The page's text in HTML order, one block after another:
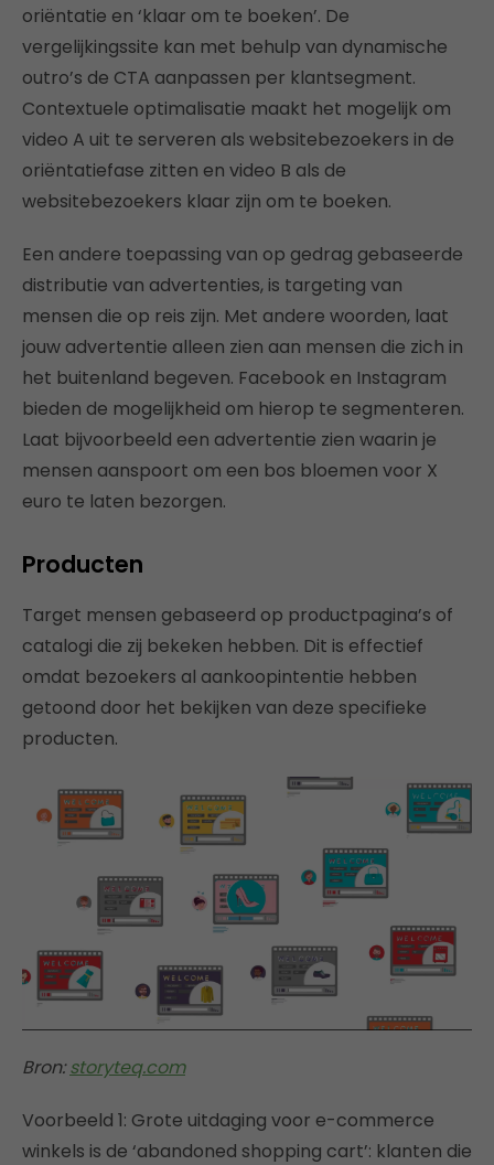
oriëntatie en ‘klaar om te boeken’. De
vergelijkingssite kan met behulp van dynamische
outro’s de CTA aanpassen per klantsegment.
Contextuele optimalisatie maakt het mogelijk om
video A uit te serveren als websitebezoekers in de
oriëntatiefase zitten en video B als de
websitebezoekers klaar zijn om te boeken.
Een andere toepassing van op gedrag gebaseerde
distributie van advertenties, is targeting van
mensen die op reis zijn. Met andere woorden, laat
jouw advertentie alleen zien aan mensen die zich in
het buitenland begeven. Facebook en Instagram
bieden de mogelijkheid om hierop te segmenteren.
Laat bijvoorbeeld een advertentie zien waarin je
mensen aanspoort om een bos bloemen voor X
euro te laten bezorgen.
Producten
Target mensen gebaseerd op productpagina’s of
catalogi die zij bekeken hebben. Dit is effectief
omdat bezoekers al aankoopintentie hebben
getoond door het bekijken van deze specifieke
producten.
Bron:storyteq.com
Voorbeeld 1: Grote uitdaging voor e-commerce
winkels is de ‘abandoned shopping cart’: klanten die